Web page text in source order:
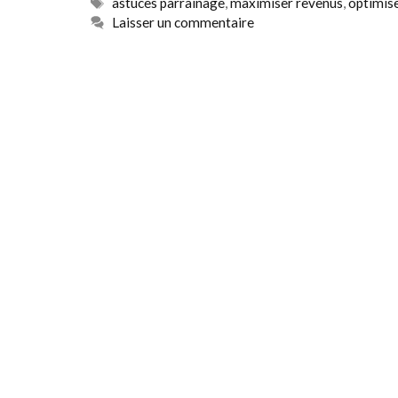
Laisser un commentaire